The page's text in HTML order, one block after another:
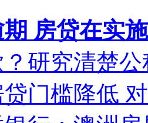
房贷在实
研究清楚
门槛降低